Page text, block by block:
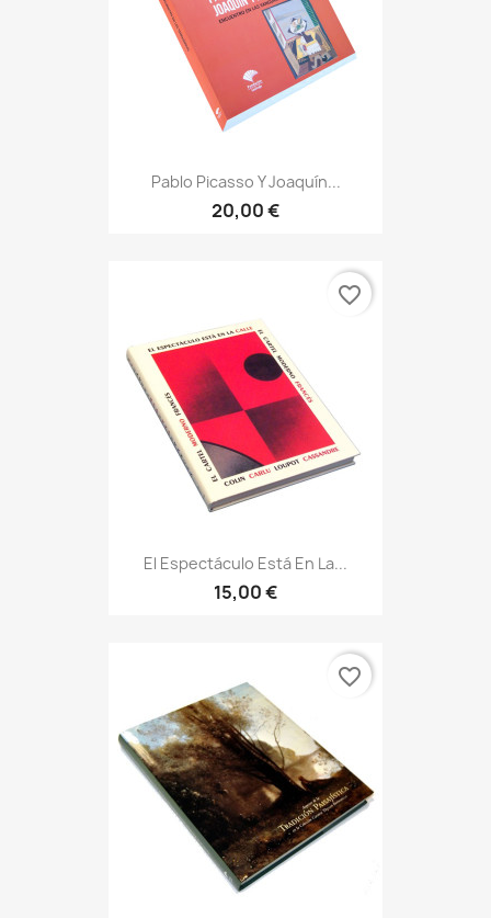
Pablo Picasso Y Joaquín...
20,00 €
El Espectáculo Está En La...
15,00 €
favorite_border
favorite_border